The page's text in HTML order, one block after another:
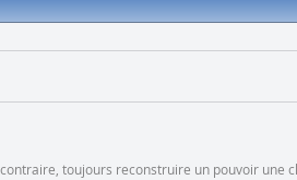
toujours reconstruire un pouvoir une